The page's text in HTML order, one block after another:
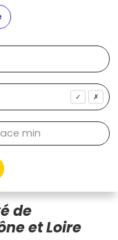
✓ ✗
de
et Loire